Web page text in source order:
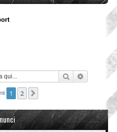
Cerca Ricerca
1 2